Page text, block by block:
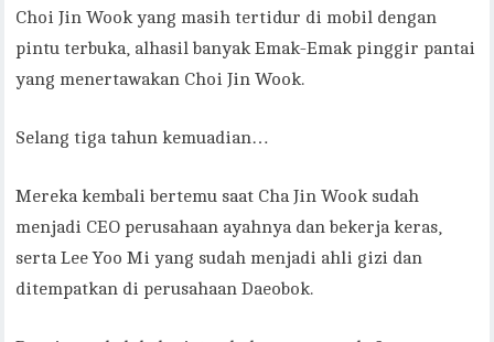
Choi Jin Wook yang masih tertidur di mobil dengan
pintu terbuka, alhasil banyak Emak-Emak pinggir pantai
yang menertawakan Choi Jin Wook.
Selang tiga tahun kemuadian…
Mereka kembali bertemu saat Cha Jin Wook sudah
menjadi CEO perusahaan ayahnya dan bekerja keras,
serta Lee Yoo Mi yang sudah menjadi ahli gizi dan
ditempatkan di perusahaan Daeobok.